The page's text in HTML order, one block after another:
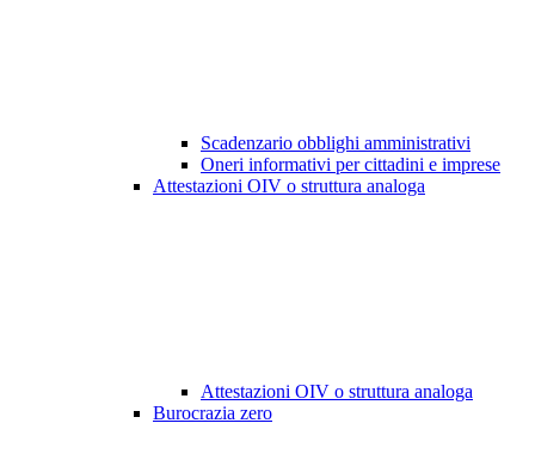
Scadenzario obblighi amministrativi
Oneri informativi per cittadini e imprese
Attestazioni OIV o struttura analoga
Attestazioni OIV o struttura analoga
Burocrazia zero